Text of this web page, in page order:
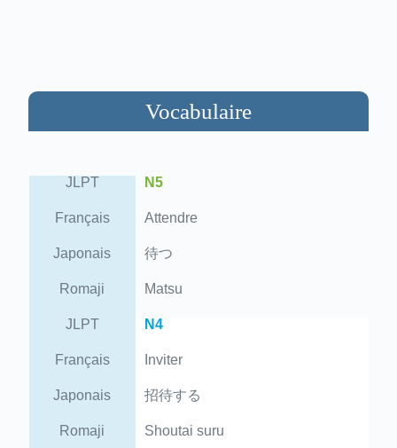
Vocabulaire
JLPT N5
Français Attendre
Japonais 待つ
Romaji Matsu
JLPT N4
Français Inviter
Japonais 招待する
Romaji Shoutai suru